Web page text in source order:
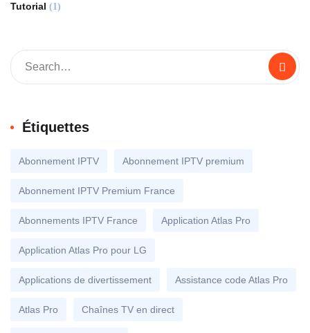
Tutorial (1)
Étiquettes
Abonnement IPTV Abonnement IPTV premium
Abonnement IPTV Premium France
Abonnements IPTV France Application Atlas Pro
Application Atlas Pro pour LG
Applications de divertissement Assistance code Atlas Pro
Atlas Pro Chaînes TV en direct